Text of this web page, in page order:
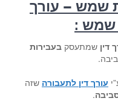
שמש – עורך
שמש :
דין שמתעסק בעבירות
עורך דין לתעבורה שזה
.